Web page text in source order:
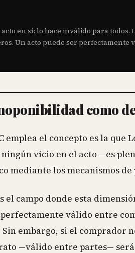
en sí: lo hace inválido para
Un acto puede ser
como
emplea el concepto es la que
vicio en el acto —es
mediante los mecanismos
el campo donde esta
válido entre
embargo, si el comprador
—válido entre partes—